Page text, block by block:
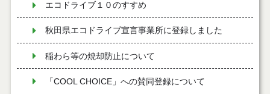
エコドライブ１０のすすめ
秋田県エコドライブ宣言事業所に登録しました
稲わら等の焼却防止について
「COOL CHOICE」への賛同登録について